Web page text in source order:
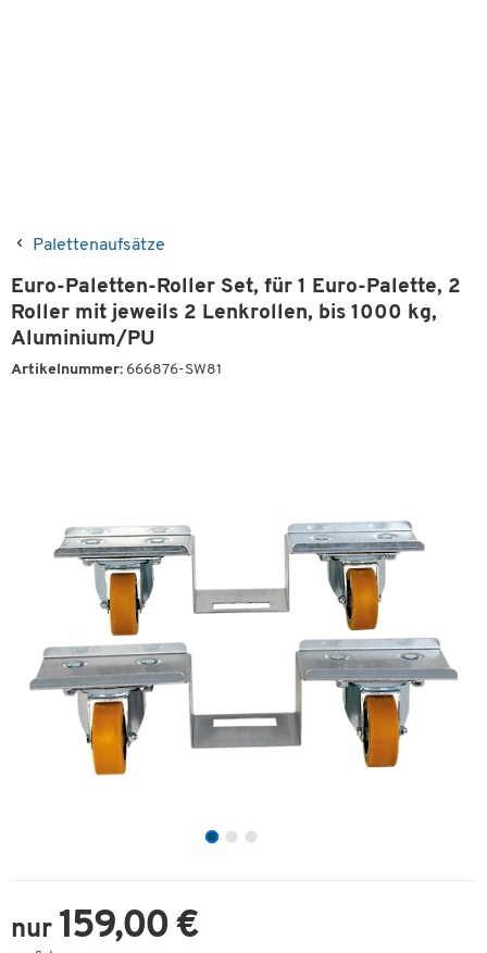
Palettenaufsätze
Euro-Paletten-Roller Set, für 1 Euro-Palette, 2
Roller mit jeweils 2 Lenkrollen, bis 1000 kg,
Aluminium/PU
Artikelnummer: 666876-SW81
nur 159,00 €